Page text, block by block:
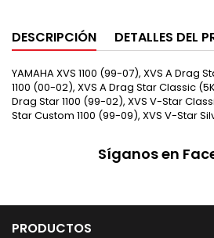
DESCRIPCIÓN DETALLES DEL
YAMAHA XVS 1100 (99-07), XVS A Drag
1100 (00-02), XVS A Drag Star Classic
Drag Star 1100 (99-02), XVS V-Star
Star Custom 1100 (99-09), XVS V-Star
Síganos en
PRODUCTOS